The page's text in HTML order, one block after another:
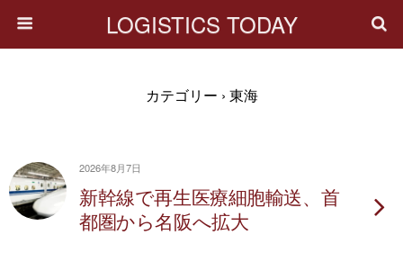
LOGISTICS TODAY
カテゴリー › 東海
2026年8月7日
新幹線で再生医療細胞輸送、首
都圏から名阪へ拡大